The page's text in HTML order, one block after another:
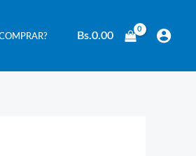
Bs.0.00